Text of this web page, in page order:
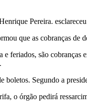
Pereira.
que as cobranças
feriados, são
Segundo a
o órgão pedirá